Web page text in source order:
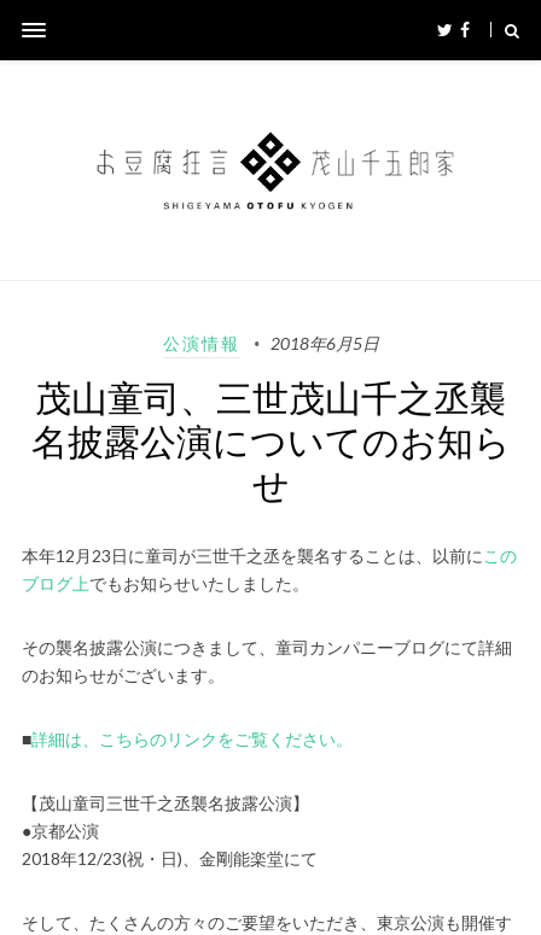
公演情報 2018年6月5日
茂山童司、三世茂山千之丞襲
名披露公演についてのお知ら
せ
本年12月23日に童司が三世千之丞を襲名することは、以前にこの
ブログ上でもお知らせいたしました。
その襲名披露公演につきまして、童司カンパニーブログにて詳細
のお知らせがございます。
■詳細は、こちらのリンクをご覧ください。
【茂山童司三世千之丞襲名披露公演】
●京都公演
2018年12/23(祝・日)、金剛能楽堂にて
そして、たくさんの方々のご要望をいただき、東京公演も開催す